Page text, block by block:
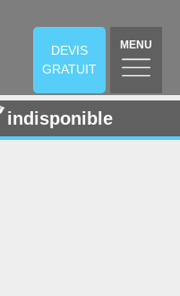
DEVIS
GRATUIT
MENU
indisponible